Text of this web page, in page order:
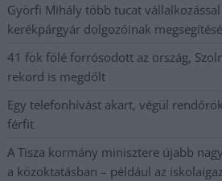
Györfi Mihály több tucat
kerékpárgyár dolgozóinak
41 fok fölé forrósodott az ország,
rekord is megdőlt
Egy telefonhívást akart, végül
férfit
A Tisza kormány minisztere újabb
a közoktatásban – például az